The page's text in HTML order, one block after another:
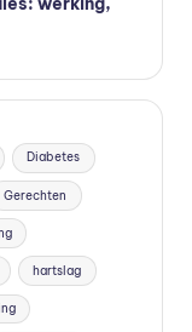
Diabetes
Gerechten
hartslag